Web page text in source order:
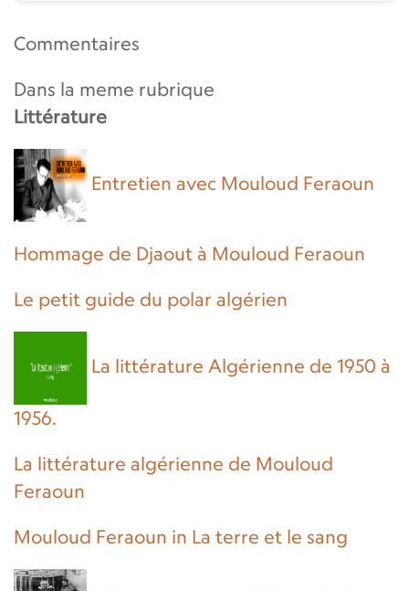
Commentaires
Dans la meme rubrique
Littérature
Entretien avec Mouloud Feraoun
Hommage de Djaout à Mouloud Feraoun
Le petit guide du polar algérien
La littérature Algérienne de 1950 à
1956.
La littérature algérienne de Mouloud
Feraoun
Mouloud Feraoun in La terre et le sang